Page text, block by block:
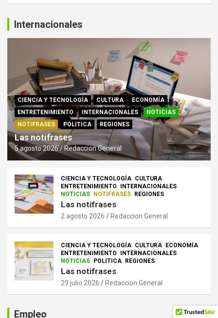
Internacionales
CIENCIA Y TECNOLOGÍA CULTURA
ECONOMÍA
ENTRETENIMIENTO
INTERNACIONALES
NOTICIAS
NOTIFRASES
POLITICA REGIONES
Las notifrases
5 agosto 2026 Redaccion General
CIENCIA Y TECNOLOGÍA CULTURA
ENTRETENIMIENTO
INTERNACIONALES
NOTICIAS
NOTIFRASES REGIONES
Las notifrases
2 agosto 2026 Redaccion General
CIENCIA Y TECNOLOGÍA CULTURA
ECONOMÍA
ENTRETENIMIENTO
INTERNACIONALES
NOTICIAS
POLITICA REGIONES
Las notifrases
29 julio 2026 Redaccion General
Empleo